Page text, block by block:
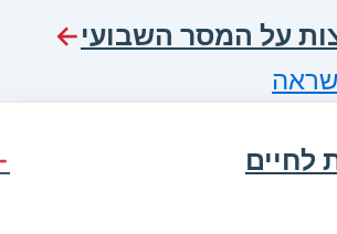
על המסר השבועי
לחיים